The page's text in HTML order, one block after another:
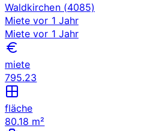
Waldkirchen (4085)
Miete vor 1 Jahr
Miete vor 1 Jahr
miete
795.23
fläche
80.18 m²